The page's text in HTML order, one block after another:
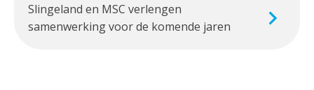
Slingeland en MSC verlengen
samenwerking voor de komende jaren